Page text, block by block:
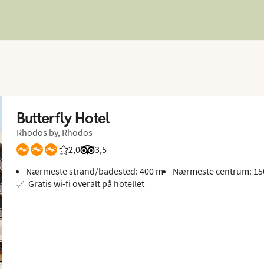
Butterfly Hotel
Rhodos by, Rhodos
2,0
Bedømmelse fra Spies gæster: 2/5
3,5
Bedømmelse fra Tripadvisor: 3.5 of 5
Nærmeste strand/badested: 400 m
Nærmeste centrum:
Gratis wi-fi overalt på hotellet